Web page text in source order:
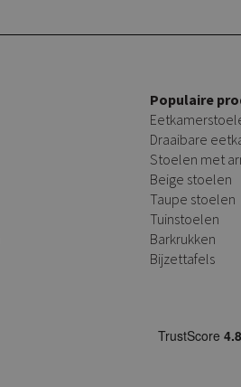
Populaire
Draaibare
Stoelen met
Beige stoelen
Taupe stoelen
Tuinstoelen
Barkrukken
Bijzettafels